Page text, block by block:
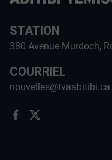
STATION
380 Avenue Murdoch,
COURRIEL
nouvelles@tvaabitibi.ca